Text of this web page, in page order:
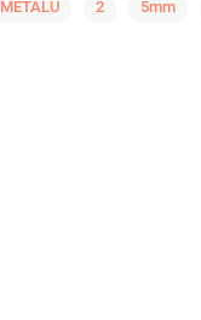
METALU 2 5mm